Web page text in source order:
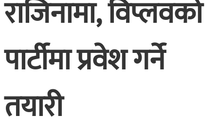
राजिनामा, विप्लवको
पार्टीमा प्रवेश गर्ने
तयारी